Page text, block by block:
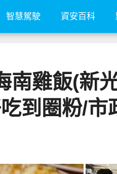
智慧駕駛 資安百科
南雞飯(新
到圈粉/市